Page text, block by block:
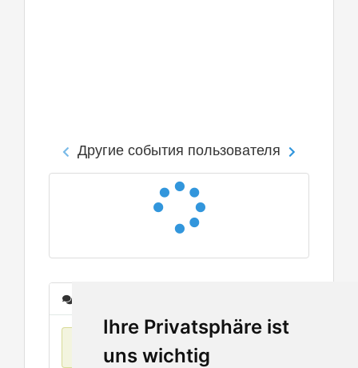
Ihre Privatsphäre ist
uns wichtig
Другие события пользователя
Нет данных